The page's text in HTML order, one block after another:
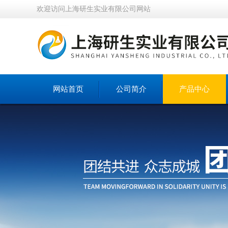
欢迎访问上海研生实业有限公司网站
网站首页 公司简介 产品中心